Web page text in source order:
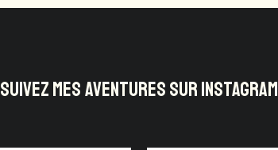
SUIVEZ MES AVENTURES SUR INSTAGRAM